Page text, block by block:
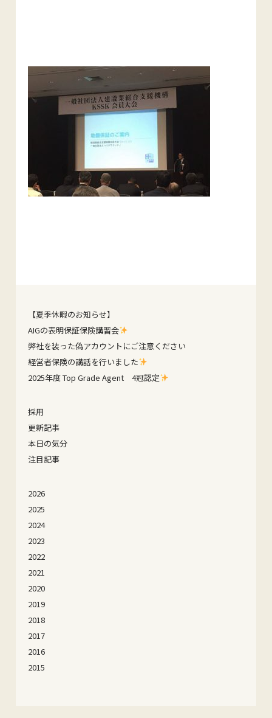
【夏季休暇のお知らせ】
AIGの表明保証保険講習会
弊社を装った偽アカウントにご注意ください
経営者保険の講話を行いました
2025年度 Top Grade Agent 4冠認定
採用
更新記事
本日の気分
注目記事
2026
2025
2024
2023
2022
2021
2020
2019
2018
2017
2016
2015